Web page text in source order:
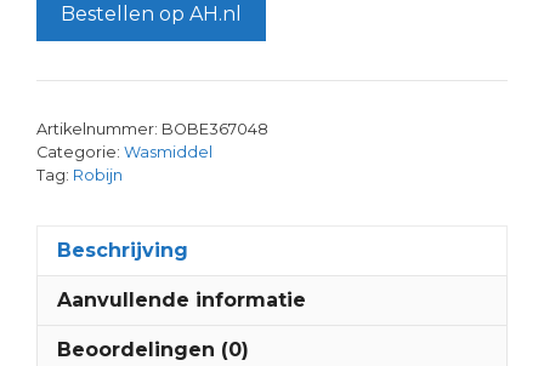
Bestellen op AH.nl
Artikelnummer: BOBE367048
Categorie: Wasmiddel
Tag: Robijn
Beschrijving
Aanvullende informatie
Beoordelingen (0)